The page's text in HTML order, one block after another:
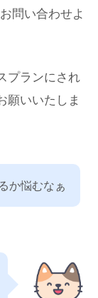
問い合わせよ
プランにされ
願いいたしま
か悩むなぁ